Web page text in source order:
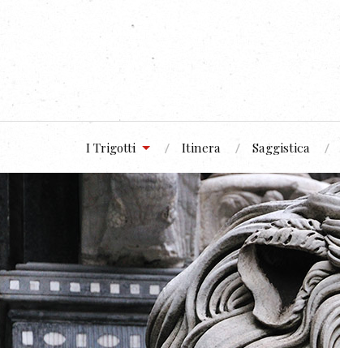
I Trigotti Itinera Saggistica